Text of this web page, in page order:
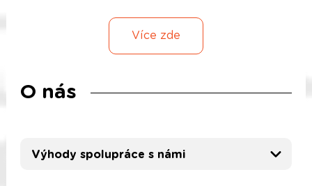
Více zde
O nás
Výhody spolupráce s námi